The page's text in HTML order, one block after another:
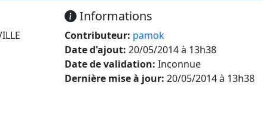
Informations
Contributeur: pamok
Date d'ajout: 20/05/2014 à 13h38
Date de validation: Inconnue
Dernière mise à jour: 20/05/2014 à 13h38